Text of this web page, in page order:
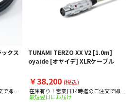
クス
で即日
TUNAMI TERZO XX V2 [1.0m]
oyaide [オヤイデ] XLRケーブル
￥38,200 (税込)
在庫有り！営業日14時迄のご注文で即日
出荷！
最短翌日にお届け